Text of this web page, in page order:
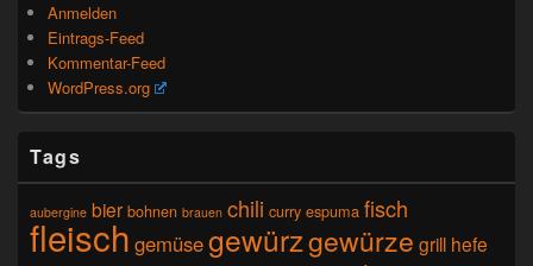
Anmelden
Eintrags-Feed
Kommentar-Feed
WordPress.org
Tags
aubergine bier bohnen brauen chili curry espuma fisch
fleisch gemüsegewürzgewürze grill hefe